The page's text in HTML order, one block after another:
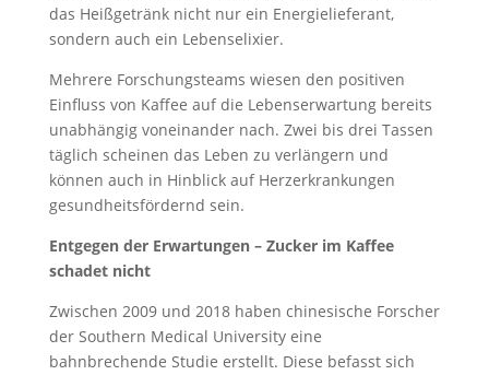
das Heißgetränk nicht nur ein Energielieferant,
sondern auch ein Lebenselixier.
Mehrere Forschungsteams wiesen den positiven
Einfluss von Kaffee auf die Lebenserwartung bereits
unabhängig voneinander nach. Zwei bis drei Tassen
täglich scheinen das Leben zu verlängern und
können auch in Hinblick auf Herzerkrankungen
gesundheitsfördernd sein.
Entgegen der Erwartungen – Zucker im Kaffee
schadet nicht
Zwischen 2009 und 2018 haben chinesische Forscher
der Southern Medical University eine
bahnbrechende Studie erstellt. Diese befasst sich